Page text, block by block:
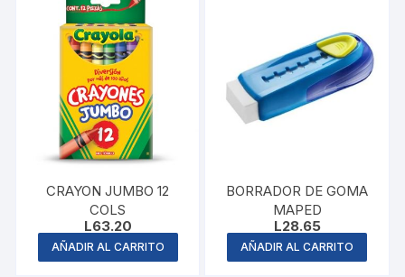
CRAYON JUMBO 12
COLS
L63.20
AÑADIR AL CARRITO
BORRADOR DE GOMA
MAPED
L28.65
AÑADIR AL CARRITO